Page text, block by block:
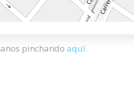
pinchando aquí.